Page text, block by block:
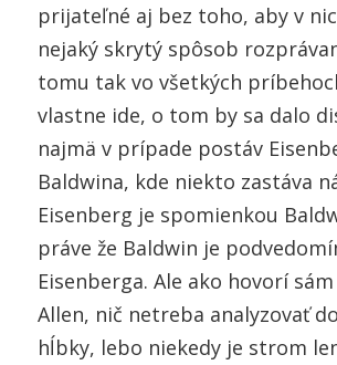
prijateľné aj bez toho, aby v
nejaký skrytý spôsob
tomu tak vo všetkých
vlastne ide, o tom by sa dalo
najmä v prípade postáv
Baldwina, kde niekto zastáva
Eisenberg je spomienkou
práve že Baldwin je
Eisenberga. Ale ako hovorí
Allen, nič netreba analyzovať
hĺbky, lebo niekedy je strom